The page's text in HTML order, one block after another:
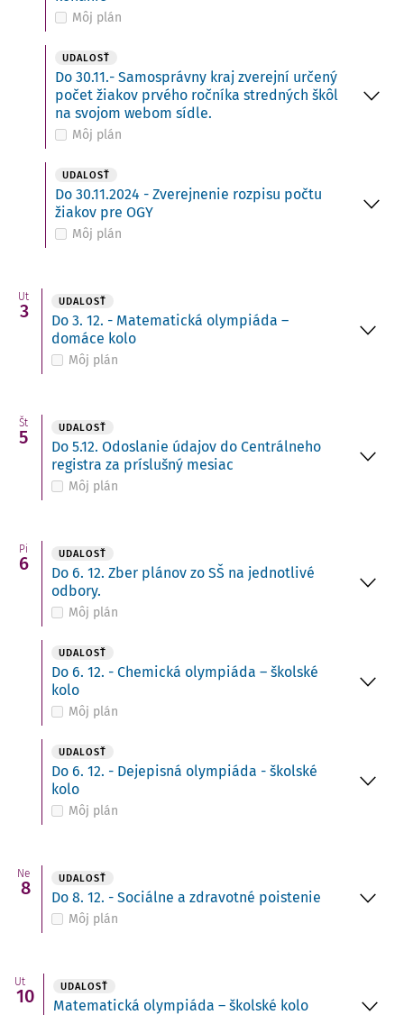
Môj plán
UDALOSŤ
Do 30.11.- Samosprávny kraj zverejní určený
počet žiakov prvého ročníka stredných škôl
na svojom webom sídle.
Môj plán
UDALOSŤ
Do 30.11.2024 - Zverejnenie rozpisu počtu
žiakov pre OGY
Môj plán
Ut
3 UDALOSŤ
Do 3. 12. - Matematická olympiáda –
domáce kolo
Môj plán
Št
5 UDALOSŤ
Do 5.12. Odoslanie údajov do Centrálneho
registra za príslušný mesiac
Môj plán
Pi
6 UDALOSŤ
Do 6. 12. Zber plánov zo SŠ na jednotlivé
odbory.
Môj plán
UDALOSŤ
Do 6. 12. - Chemická olympiáda – školské
kolo
Môj plán
UDALOSŤ
Do 6. 12. - Dejepisná olympiáda - školské
kolo
Môj plán
Ne
8 UDALOSŤ
Do 8. 12. - Sociálne a zdravotné poistenie
Môj plán
Ut
10 UDALOSŤ
Matematická olympiáda – školské kolo